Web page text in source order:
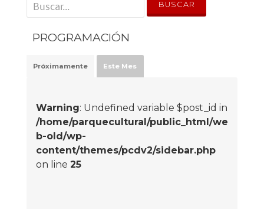
PROGRAMACIÓN
Próximamente Este Mes
Warning: Undefined variable $post_id in
/home/parquecultural/public_html/we
b-old/wp-
content/themes/pcdv2/sidebar.php
on line 25